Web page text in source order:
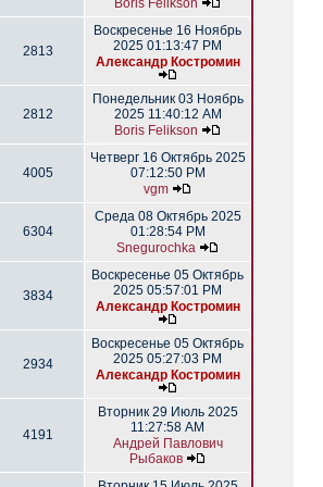
Boris Felikson
2813
Воскресенье 16 Ноябрь
2025 01:13:47 PM
Александр Костромин
2812
Понедельник 03 Ноябрь
2025 11:40:12 AM
Boris Felikson
4005
Четверг 16 Октябрь 2025
07:12:50 PM
vgm
6304
Среда 08 Октябрь 2025
01:28:54 PM
Snegurochka
3834
Воскресенье 05 Октябрь
2025 05:57:01 PM
Александр Костромин
2934
Воскресенье 05 Октябрь
2025 05:27:03 PM
Александр Костромин
4191
Вторник 29 Июль 2025
11:27:58 AM
Андрей Павлович
Рыбаков